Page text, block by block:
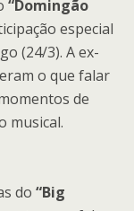
“Domingão
especial
(24/3). A ex-
o que falar
de
musical.
do “Big